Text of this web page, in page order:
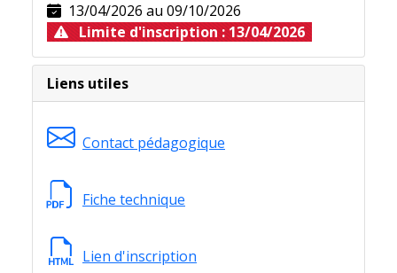
Plus d'infornations sur lafiche technique
13/04/2026 au 09/10/2026
Limite d'inscription : 13/04/2026
Lieu de formation
Liens utiles
Contact pédagogique
Fiche technique
Lien d'inscription